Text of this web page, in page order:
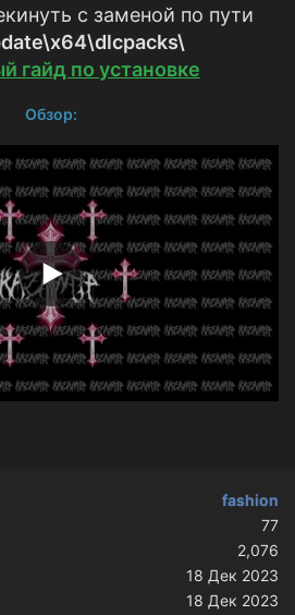
с заменой по пути
\
гайд по установке
Обзор:
fashion
77
2,076
18 Дек 2023
18 Дек 2023